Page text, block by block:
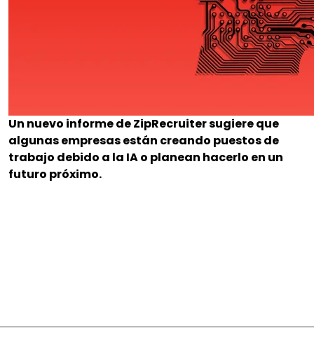
Un nuevo informe de ZipRecruiter sugiere que
algunas empresas están creando puestos de
trabajo debido a la IA o planean hacerlo en un
futuro próximo.